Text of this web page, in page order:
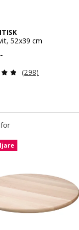
Totalt antal
52x39 cm
Recensera:
(298)